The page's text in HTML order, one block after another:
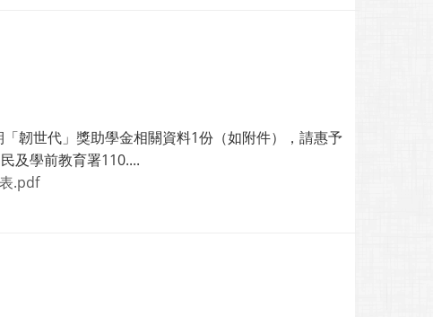
韌世代」獎助學金相關資料1份（如附件），請惠予
及學前教育署110....
.pdf